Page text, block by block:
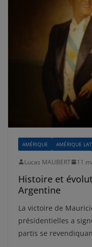
AMÉRIQUE AMÉRIQUE
Lucas MAUBERT 11
Histoire et
Argentine
La victoire de
présidentielles a
partis se